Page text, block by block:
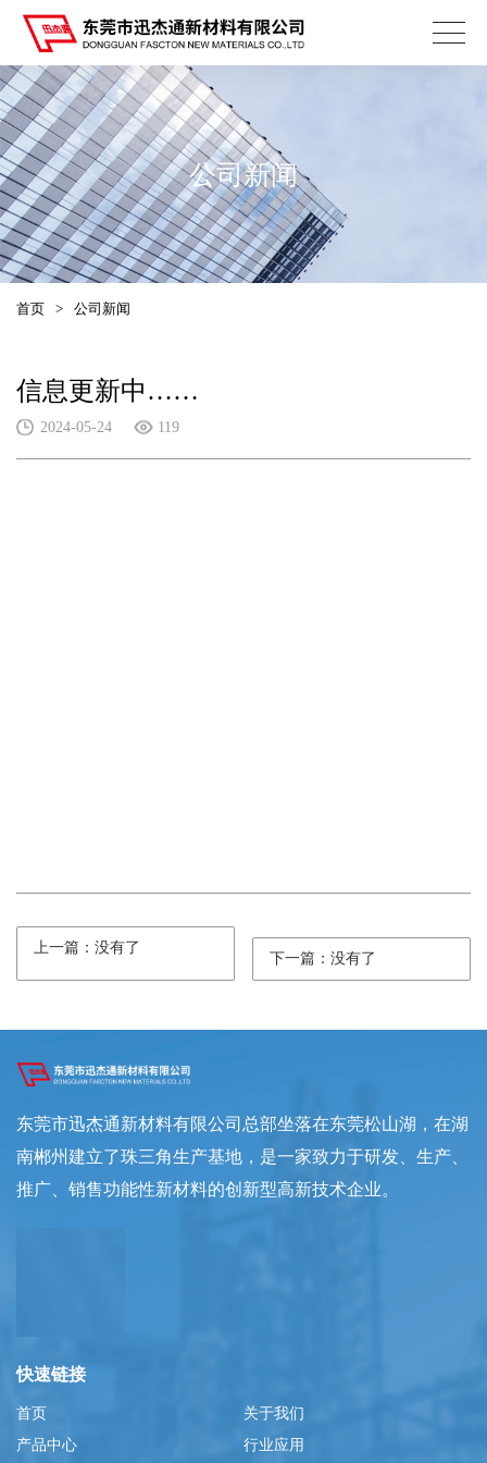
公司新闻
首页 > 公司新闻
信息更新中……
2024-05-24 119
上一篇：没有了
下一篇：没有了
东莞市迅杰通新材料有限公司总部坐落在东莞松山湖，在湖
南郴州建立了珠三角生产基地，是一家致力于研发、生产、
推广、销售功能性新材料的创新型高新技术企业。
快速链接
首页
关于我们
产品中心
行业应用